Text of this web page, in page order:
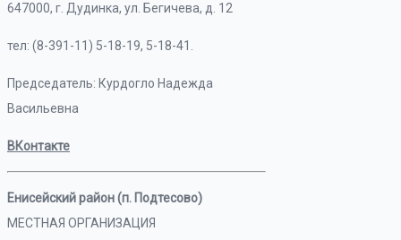
647000, г. Дудинка, ул. Бегичева, д. 12
тел: (8-391-11) 5-18-19, 5-18-41.
Председатель: Курдогло Надежда
Васильевна
ВКонтакте
Енисейский район (п. Подтесово)
МЕСТНАЯ ОРГАНИЗАЦИЯ